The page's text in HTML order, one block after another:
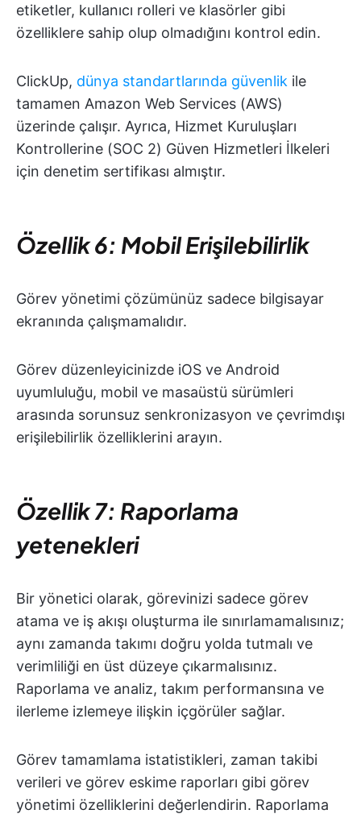
etiketler, kullanıcı rolleri ve klasörler gibi
özelliklere sahip olup olmadığını kontrol edin.
ClickUp, dünya standartlarında güvenlik ile
tamamen Amazon Web Services (AWS)
üzerinde çalışır. Ayrıca, Hizmet Kuruluşları
Kontrollerine (SOC 2) Güven Hizmetleri İlkeleri
için denetim sertifikası almıştır.
Özellik 6: Mobil Erişilebilirlik
Görev yönetimi çözümünüz sadece bilgisayar
ekranında çalışmamalıdır.
Görev düzenleyicinizde iOS ve Android
uyumluluğu, mobil ve masaüstü sürümleri
arasında sorunsuz senkronizasyon ve çevrimdışı
erişilebilirlik özelliklerini arayın.
Özellik 7: Raporlama
yetenekleri
Bir yönetici olarak, görevinizi sadece görev
atama ve iş akışı oluşturma ile sınırlamamalısınız;
aynı zamanda takımı doğru yolda tutmalı ve
verimliliği en üst düzeye çıkarmalısınız.
Raporlama ve analiz, takım performansına ve
ilerleme izlemeye ilişkin içgörüler sağlar.
Görev tamamlama istatistikleri, zaman takibi
verileri ve görev eskime raporları gibi görev
yönetimi özelliklerini değerlendirin. Raporlama